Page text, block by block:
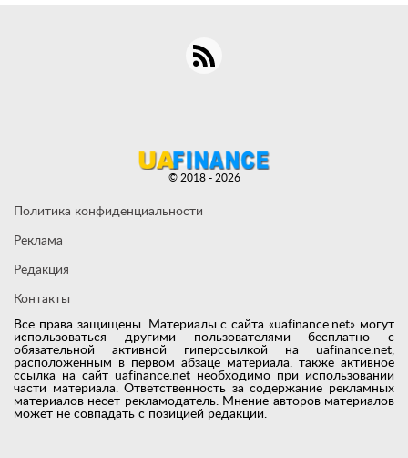
Все права защищены. Материалы с сайта «uafinance.net» могут
использоваться другими пользователями бесплатно с
обязательной активной гиперссылкой на uafinance.net,
расположенным в первом абзаце материала. также активное
ссылка на сайт uafinance.net необходимо при использовании
части материала. Ответственность за содержание рекламных
материалов несет рекламодатель. Мнение авторов материалов
может не совпадать с позицией редакции.
Политика конфиденциальности
Реклама
Редакция
Контакты
© 2018 - 2026